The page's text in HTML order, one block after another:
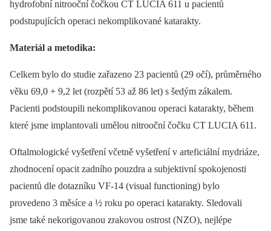
hydrofobní nitrooční čočkou CT LUCIA 611 u pacientů
podstupujících operaci nekomplikované katarakty.
Materiál a metodika:
Celkem bylo do studie zařazeno 23 pacientů (29 očí), průměrného
věku 69,0 + 9,2 let (rozpětí 53 až 86 let) s šedým zákalem.
Pacienti podstoupili nekomplikovanou operaci katarakty, během
které jsme implantovali umělou nitrooční čočku CT LUCIA 611.
Oftalmologické vyšetření včetně vyšetření v arteficiální mydriáze,
zhodnocení opacit zadního pouzdra a subjektivní spokojenosti
pacientů dle dotazníku VF-14 (visual functioning) bylo
provedeno 3 měsíce a ½ roku po operaci katarakty. Sledovali
jsme také nekorigovanou zrakovou ostrost (NZO), nejlépe